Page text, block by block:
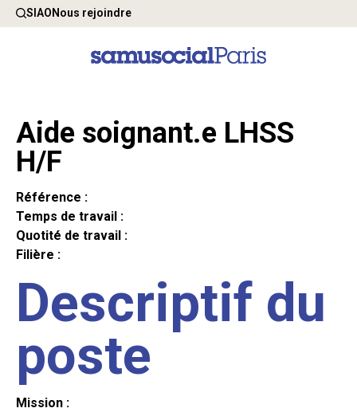
SIAONous rejoindre
Aide soignant.e LHSS
H/F
Référence :
Temps de travail :
Quotité de travail :
Filière :
Descriptif du
poste
Mission :